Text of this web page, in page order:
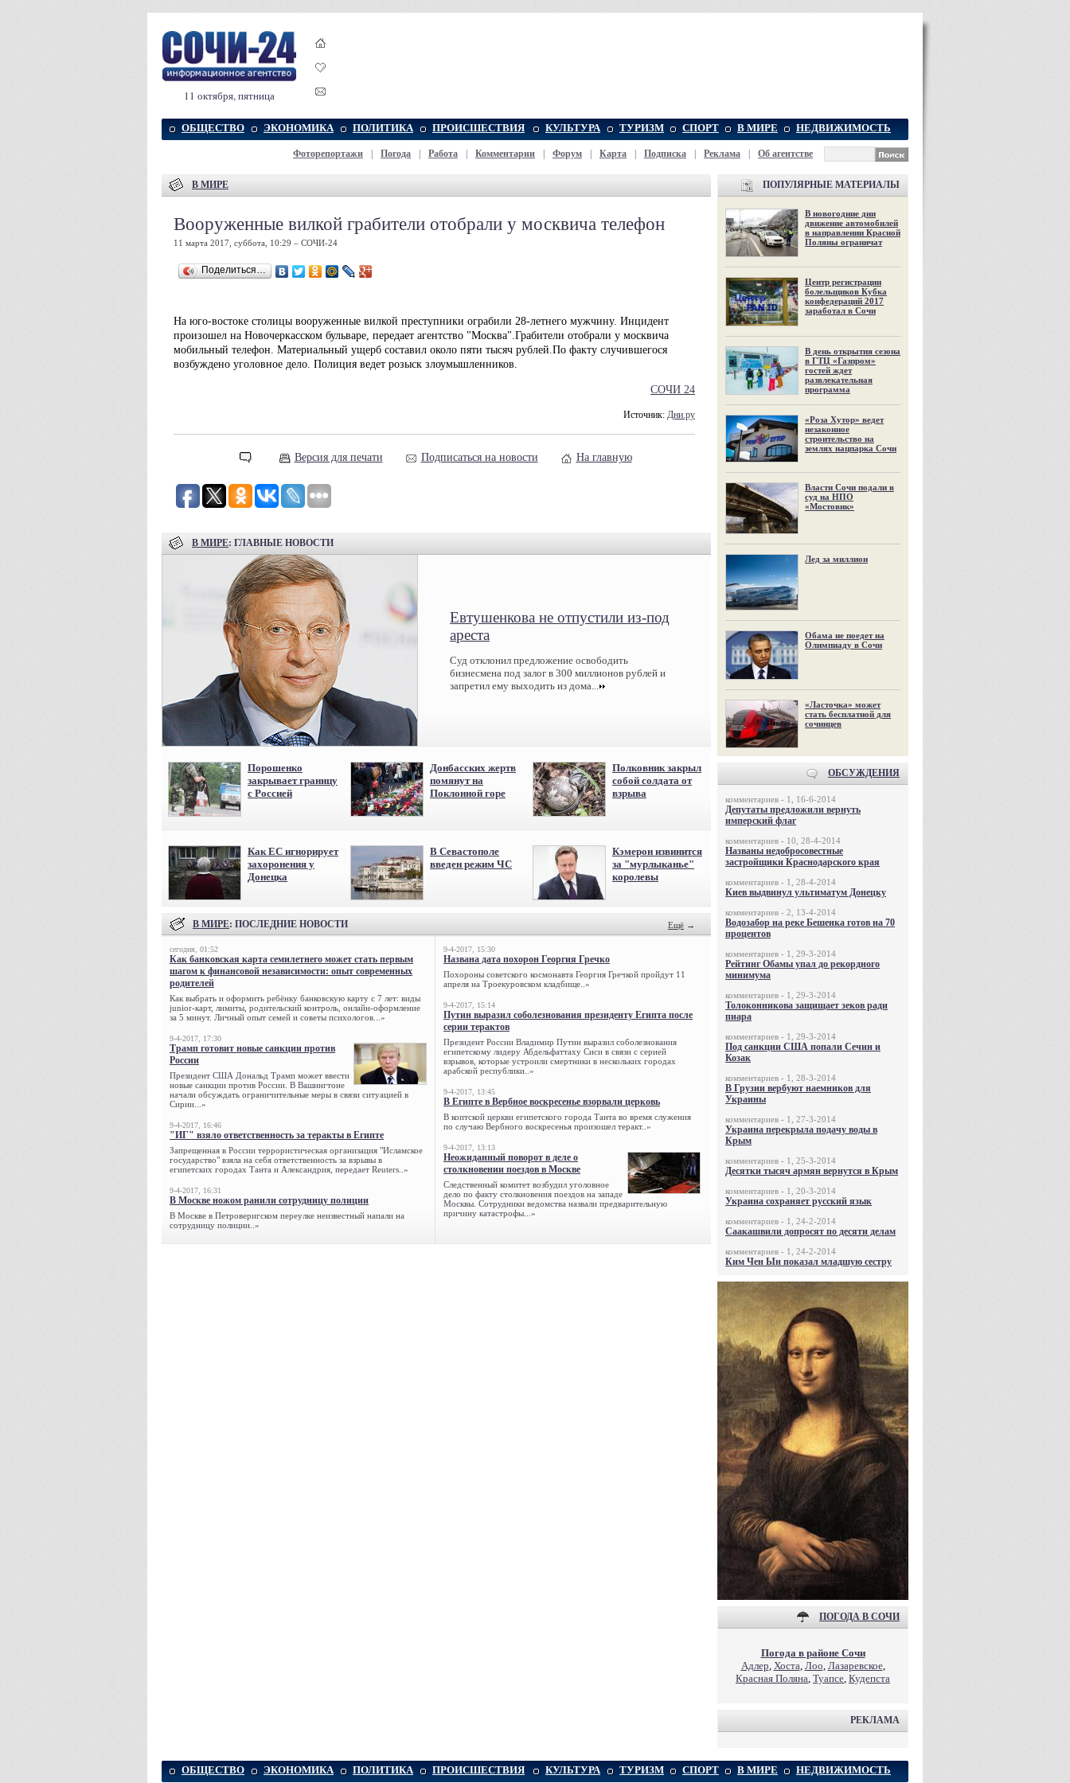
11 октября, пятница
ОБЩЕСТВО ЭКОНОМИКА ПОЛИТИКА ПРОИСШЕСТВИЯ КУЛЬТУРА ТУРИЗМ СПОРТ В МИРЕ НЕДВИЖИМОСТЬ
Фоторепортажи Погода Работа Комментарии Форум Карта Подписка Реклама Об агентстве
В МИРЕ
Вооруженные вилкой грабители отобрали у москвича телефон
11 марта 2017, суббота, 10:29 – СОЧИ-24
Поделиться…
На юго-востоке столицы вооруженные вилкой преступники ограбили 28-летнего мужчину. Инцидент
произошел на Новочеркасском бульваре, передает агентство "Москва".Грабители отобрали у москвича
мобильный телефон. Материальный ущерб составил около пяти тысяч рублей.По факту случившегося
возбуждено уголовное дело. Полиция ведет розыск злоумышленников.
СОЧИ 24
Источник: Дни.ру
Версия для печати Подписаться на новости На главную
В МИРЕ: ГЛАВНЫЕ НОВОСТИ
Евтушенкова не отпустили из-под
ареста
Суд отклонил предложение освободить
бизнесмена под залог в 300 миллионов рублей и
запретил ему выходить из дома...
Порошенко
закрывает границу
с Россией
Донбасских жертв
помянут на
Поклонной горе
Полковник закрыл
собой солдата от
взрыва
Как ЕС игнорирует
захоронения у
Донецка
В Севастополе
введен режим ЧС
Кэмерон извинится
за "мурлыканье"
королевы
В МИРЕ: ПОСЛЕДНИЕ НОВОСТИ Ещё →
сегодня, 01:52
Как банковская карта семилетнего может стать первым
шагом к финансовой независимости: опыт современных
родителей
Как выбрать и оформить ребёнку банковскую карту с 7 лет: виды
junior-карт, лимиты, родительский контроль, онлайн-оформление
за 5 минут. Личный опыт семей и советы психологов...»
9-4-2017, 17:30
Трамп готовит новые санкции против
России
Президент США Дональд Трамп может ввести
новые санкции против России. В Вашингтоне
начали обсуждать ограничительные меры в связи ситуацией в
Сирии...»
9-4-2017, 16:46
"ИГ" взяло ответственность за теракты в Египте
Запрещенная в России террористическая организация "Исламское
государство" взяла на себя ответственность за взрывы в
египетских городах Танта и Александрия, передает Reuters..»
9-4-2017, 16:31
В Москве ножом ранили сотрудницу полиции
В Москве в Петроверигском переулке неизвестный напали на
сотрудницу полиции..»
9-4-2017, 15:30
Названа дата похорон Георгия Гречко
Похороны советского космонавта Георгия Гречкой пройдут 11
апреля на Троекуровском кладбище..»
9-4-2017, 15:14
Путин выразил соболезнования президенту Египта после
серии терактов
Президент России Владимир Путин выразил соболезнования
египетскому лидеру Абдельфаттаху Сиси в связи с серией
взрывов, которые устроили смертники в нескольких городах
арабской республики..»
9-4-2017, 13:45
В Египте в Вербное воскресенье взорвали церковь
В коптской церкви египетского города Танта во время служения
по случаю Вербного воскресенья произошел теракт..»
9-4-2017, 13:13
Неожиданный поворот в деле о
столкновении поездов в Москве
Следственный комитет возбудил уголовное
дело по факту столкновения поездов на западе
Москвы. Сотрудники ведомства назвали предварительную
причину катастрофы...»
ПОПУЛЯРНЫЕ МАТЕРИАЛЫ
В новогодние дни
движение автомобилей
в направлении Красной
Поляны ограничат
Центр регистрации
болельщиков Кубка
конфедераций 2017
заработал в Сочи
В день открытия сезона
в ГТЦ «Газпром»
гостей ждет
развлекательная
программа
«Роза Хутор» ведет
незаконное
строительство на
землях нацпарка Сочи
Власти Сочи подали в
суд на НПО
«Мостовик»
Лед за миллион
Обама не поедет на
Олимпиаду в Сочи
«Ласточка» может
стать бесплатной для
сочинцев
ОБСУЖДЕНИЯ
комментариев - 1, 16-6-2014
Депутаты предложили вернуть
имперский флаг
комментариев - 10, 28-4-2014
Названы недобросовестные
застройщики Краснодарского края
комментариев - 1, 28-4-2014
Киев выдвинул ультиматум Донецку
комментариев - 2, 13-4-2014
Водозабор на реке Бешенка готов на 70
процентов
комментариев - 1, 29-3-2014
Рейтинг Обамы упал до рекордного
минимума
комментариев - 1, 29-3-2014
Толоконникова защищает зеков ради
пиара
комментариев - 1, 29-3-2014
Под санкции США попали Сечин и
Козак
комментариев - 1, 28-3-2014
В Грузии вербуют наемников для
Украины
комментариев - 1, 27-3-2014
Украина перекрыла подачу воды в
Крым
комментариев - 1, 25-3-2014
Десятки тысяч армян вернутся в Крым
комментариев - 1, 20-3-2014
Украина сохраняет русский язык
комментариев - 1, 24-2-2014
Саакашвили допросят по десяти делам
комментариев - 1, 24-2-2014
Ким Чен Ын показал младшую сестру
ПОГОДА В СОЧИ
Погода в районе Сочи
Адлер, Хоста, Лоо, Лазаревское,
Красная Поляна, Туапсе, Кудепста
РЕКЛАМА
ОБЩЕСТВО ЭКОНОМИКА ПОЛИТИКА ПРОИСШЕСТВИЯ КУЛЬТУРА ТУРИЗМ СПОРТ В МИРЕ НЕДВИЖИМОСТЬ